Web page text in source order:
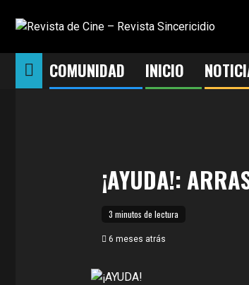
COMUNIDAD INICIO
¡AYUDA!:
3 minutos de lectura
6 meses atrás